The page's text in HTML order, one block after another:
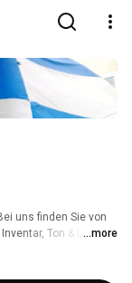
uns finden Sie von
Ton & Licht,
...more